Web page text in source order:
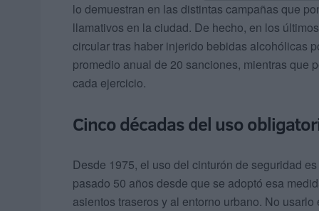
lo demuestran en las distintas campañas que
llamativos en la ciudad. De hecho, en los
circular tras haber injerido bebidas alcohólicas
promedio anual de 20 sanciones, mientras que
cada ejercicio.
Cinco décadas del uso
Desde 1975, el uso del cinturón de seguridad
pasado 50 años desde que se adoptó esa
asientos traseros y al entorno urbano. No